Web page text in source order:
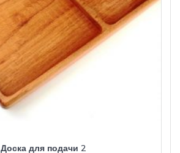
Доска для подачи 2